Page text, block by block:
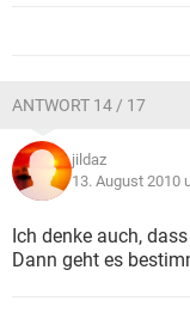
ANTWORT 14 / 17
jildaz
13. August 2010
Ich denke auch,
Dann geht es